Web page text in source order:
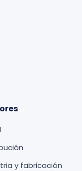
y fabricación